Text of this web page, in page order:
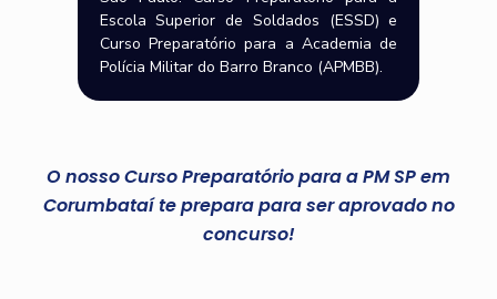
Escola Superior de Soldados (ESSD) e
Curso Preparatório para a Academia de
Polícia Militar do Barro Branco (APMBB).
O nosso Curso Preparatório para a PM SP em
Corumbataí te prepara para ser aprovado no
concurso!